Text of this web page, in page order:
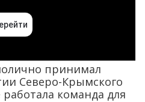
принимал
Северо-Крымского
команда для